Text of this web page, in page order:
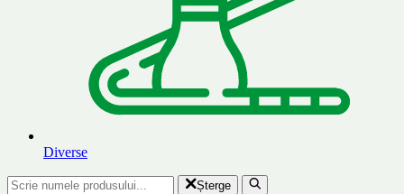
Diverse
Șterge